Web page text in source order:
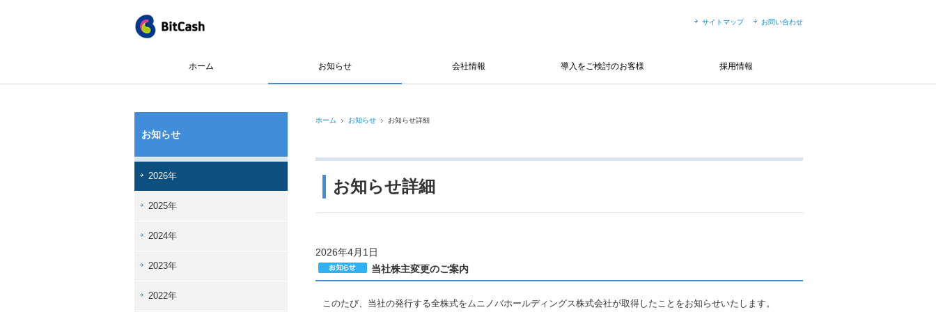
サイトマップ お問い合わせ
ホーム お知らせ 会社情報 導入をご検討のお客様 採用情報
お知らせ
2026年
2025年
2024年
2023年
2022年
ホーム お知らせ お知らせ詳細
お知らせ詳細
2026年4月1日
当社株主変更のご案内
このたび、当社の発行する全株式をムニノバホールディングス株式会社が取得したことをお知らせいたします。